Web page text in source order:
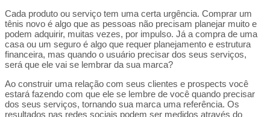
Cada produto ou serviço tem uma certa urgência. Comprar um
tênis novo é algo que as pessoas não precisam planejar muito e
podem adquirir, muitas vezes, por impulso. Já a compra de uma
casa ou um seguro é algo que requer planejamento e estrutura
financeira, mas quando o usuário precisar dos seus serviços,
será que ele vai se lembrar da sua marca?
Ao construir uma relação com seus clientes e prospects você
estará fazendo com que ele se lembre de você quando precisar
dos seus serviços, tornando sua marca uma referência. Os
resultados nas redes sociais podem ser medidos através do